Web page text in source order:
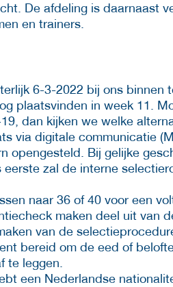
De afdeling is daarnaast
en trainers.
6-3-2022 bij ons binnen
plaatsvinden in week 11.
dan kijken we welke
via digitale communicatie
opengesteld. Bij gelijke
zal de interne
naar 36 of 40 voor een
maken deel uit van
van de
bereid om de eed of
te leggen.
een Nederlandse